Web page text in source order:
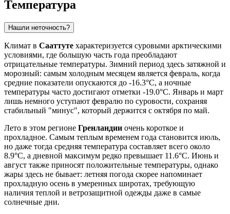
Температура
Нашли неточность?
Климат в Сааттуте характеризуется суровыми арктическими
условиями, где большую часть года преобладают
отрицательные температуры. Зимний период здесь затяжной и
морозный: самым холодным месяцем является февраль, когда
средние показатели опускаются до -16.3°C, а ночные
температуры часто достигают отметки -19.0°C. Январь и март
лишь немного уступают февралю по суровости, сохраняя
стабильный "минус", который держится с октября по май.
Лето в этом регионе Гренландии очень короткое и
прохладное. Самым теплым временем года становится июль,
но даже тогда средняя температура составляет всего около
8.9°C, а дневной максимум редко превышает 11.6°C. Июнь и
август также приносят положительные температуры, однако
жары здесь не бывает: летняя погода скорее напоминает
прохладную осень в умеренных широтах, требующую
наличия теплой и ветрозащитной одежды даже в самые
солнечные дни.